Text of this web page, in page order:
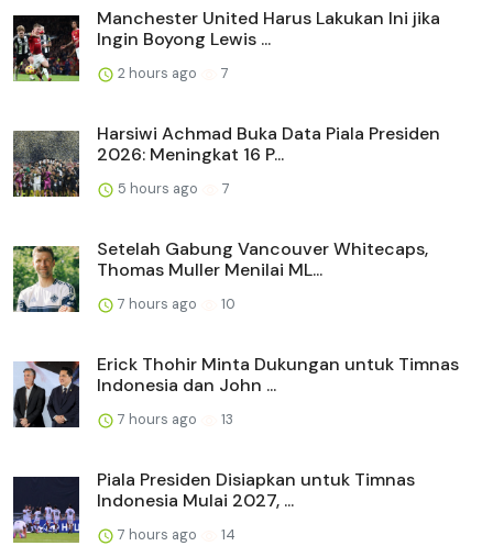
Manchester United Harus Lakukan Ini jika
Ingin Boyong Lewis ...
2 hours ago 7
Harsiwi Achmad Buka Data Piala Presiden
2026: Meningkat 16 P...
5 hours ago 7
Setelah Gabung Vancouver Whitecaps,
Thomas Muller Menilai ML...
7 hours ago 10
Erick Thohir Minta Dukungan untuk Timnas
Indonesia dan John ...
7 hours ago 13
Piala Presiden Disiapkan untuk Timnas
Indonesia Mulai 2027, ...
7 hours ago 14